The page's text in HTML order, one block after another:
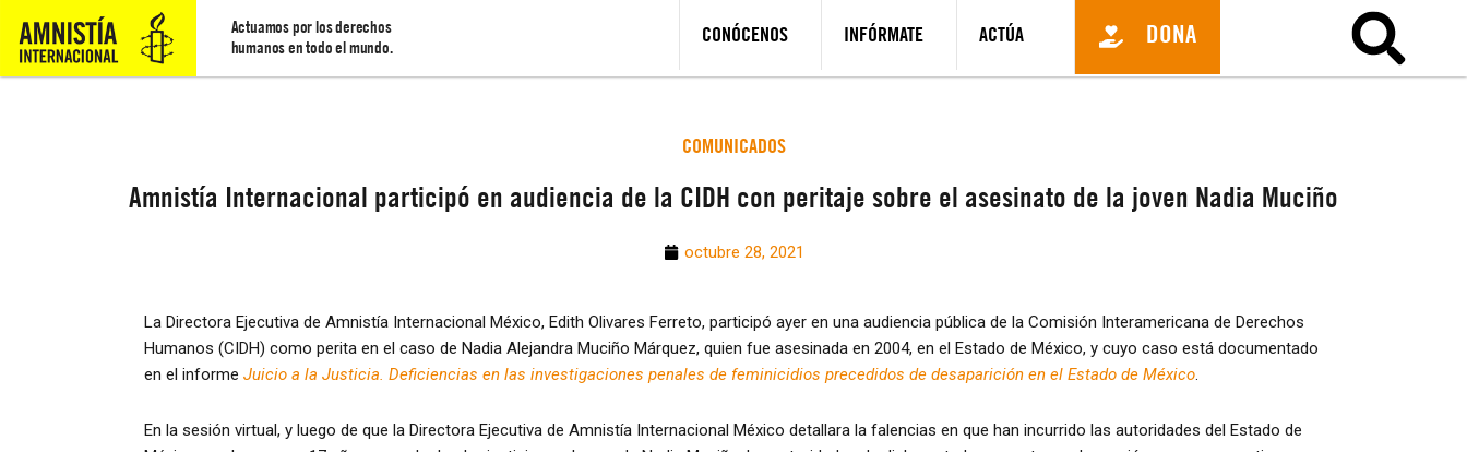
Actuamos por los derechos
humanos en todo el mundo.
CONÓCENOS INFÓRMATE ACTÚA DONA
COMUNICADOS
Amnistía Internacional participó en audiencia de la CIDH con peritaje sobre el asesinato de la joven Nadia Muciño
octubre 28, 2021
La Directora Ejecutiva de Amnistía Internacional México, Edith Olivares Ferreto, participó ayer en una audiencia pública de la Comisión Interamericana de Derechos
Humanos (CIDH) como perita en el caso de Nadia Alejandra Muciño Márquez, quien fue asesinada en 2004, en el Estado de México, y cuyo caso está documentado
en el informe Juicio a la Justicia. Deficiencias en las investigaciones penales de feminicidios precedidos de desaparición en el Estado de México.
En la sesión virtual, y luego de que la Directora Ejecutiva de Amnistía Internacional México detallara la falencias en que han incurrido las autoridades del Estado de